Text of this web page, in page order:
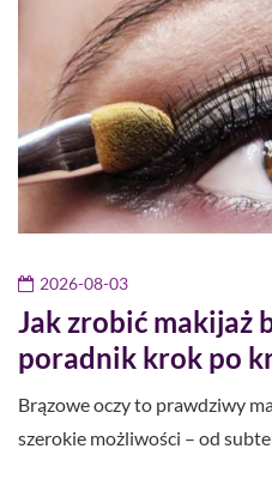
2026-08-03
Jak zrobić makijaż
poradnik krok po
Brązowe oczy to prawdziwy
szerokie możliwości – od